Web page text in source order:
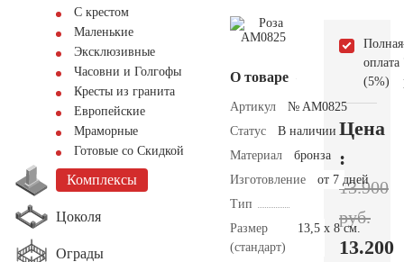
С крестом
Маленькие
Эксклюзивные
Часовни и Голгофы
Кресты из гранита
Европейские
Мраморные
Готовые со Скидкой
Комплексы
Цоколя
Ограды
О товаре
Артикул
№ AM0825
Статус
В наличии
Материал
бронза
Изготовление
от 7 дней
Тип
Размер
(стандарт)
13,5 х 8 см.
Полная
оплата
(5%)
Цена
:
13.900
руб.
13.200